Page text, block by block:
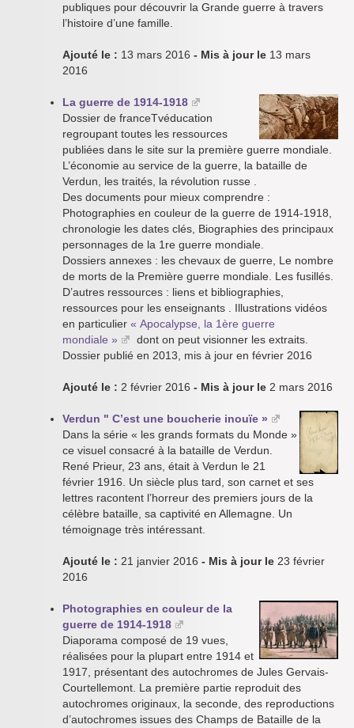
publiques pour découvrir la Grande guerre à travers
l’histoire d’une famille.
Ajouté le : 13 mars 2016 - Mis à jour le 13 mars
2016
La guerre de 1914-1918
Dossier de franceTvéducation
regroupant toutes les ressources
publiées dans le site sur la première guerre mondiale.
L’économie au service de la guerre, la bataille de
Verdun, les traités, la révolution russe .
Des documents pour mieux comprendre :
Photographies en couleur de la guerre de 1914-1918,
chronologie les dates clés, Biographies des principaux
personnages de la 1re guerre mondiale.
Dossiers annexes : les chevaux de guerre, Le nombre
de morts de la Première guerre mondiale. Les fusillés.
D’autres ressources : liens et bibliographies,
ressources pour les enseignants . Illustrations vidéos
en particulier « Apocalypse, la 1ère guerre
mondiale »
dont on peut visionner les extraits.
Dossier publié en 2013, mis à jour en février 2016
Ajouté le : 2 février 2016 - Mis à jour le 2 mars 2016
Verdun " C’est une boucherie inouïe »
Dans la série « les grands formats du Monde »
ce visuel consacré à la bataille de Verdun.
René Prieur, 23 ans, était à Verdun le 21
février 1916. Un siècle plus tard, son carnet et ses
lettres racontent l’horreur des premiers jours de la
célèbre bataille, sa captivité en Allemagne. Un
témoignage très intéressant.
Ajouté le : 21 janvier 2016 - Mis à jour le 23 février
2016
Photographies en couleur de la
guerre de 1914-1918
Diaporama composé de 19 vues,
réalisées pour la plupart entre 1914 et
1917, présentant des autochromes de Jules Gervais-
Courtellemont. La première partie reproduit des
autochromes originaux, la seconde, des reproductions
d’autochromes issues des Champs de Bataille de la